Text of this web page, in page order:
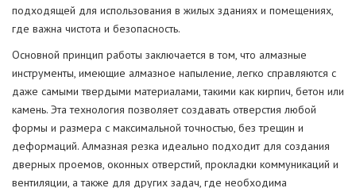
подходящей для использования в жилых зданиях и помещениях,
где важна чистота и безопасность.
Основной принцип работы заключается в том, что алмазные
инструменты, имеющие алмазное напыление, легко справляются с
даже самыми твердыми материалами, такими как кирпич, бетон или
камень. Эта технология позволяет создавать отверстия любой
формы и размера с максимальной точностью, без трещин и
деформаций. Алмазная резка идеально подходит для создания
дверных проемов, оконных отверстий, прокладки коммуникаций и
вентиляции, а также для других задач, где необходима